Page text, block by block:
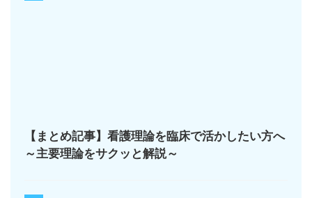
【まとめ記事】看護理論を臨床で活かしたい方へ
～主要理論をサクッと解説～